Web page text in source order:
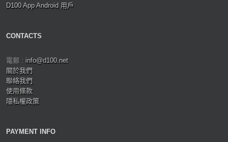
D100 App Android 用戶
CONTACTS
電郵 : info@d100.net
關於我們
聯絡我們
使用條款
隱私權政策
PAYMENT INFO